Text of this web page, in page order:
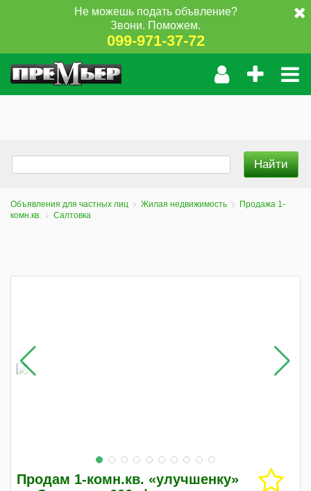
Не можешь подать объвление?
Звони. Поможем.
099-971-37-72
Объявления для частных лиц Жилая недвижимость
Продажа 1-
комн.кв.
Салтовка
Продам 1-комн.кв. «улучшенку»